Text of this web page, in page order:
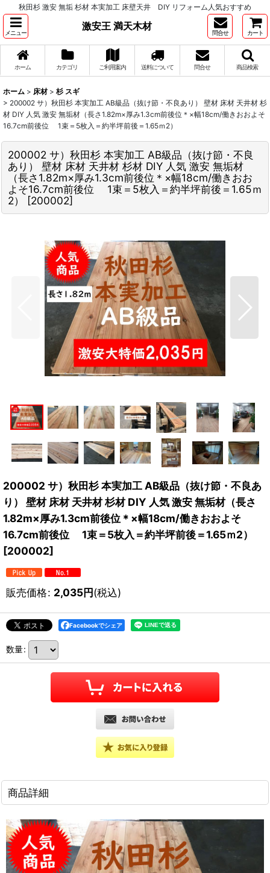
秋田杉 激安 無垢 杉材 本実加工 床壁天井 DIY リフォーム人気おすすめ
メニュー
激安王 満天木材
問合せ カート
ホーム カテゴリ ご利用案内 送料について 問合せ 商品検索
ホーム > 床材 > 杉 スギ
> 200002 サ）秋田杉 本実加工 AB級品（抜け節・不良あり） 壁材 床材 天井材 杉
材 DIY 人気 激安 無垢材（長さ1.82m×厚み1.3cm前後位＊×幅18cm/働きおおよそ
16.7cm前後位 1束＝5枚入＝約半坪前後＝1.65ｍ2）
200002 サ）秋田杉 本実加工 AB級品（抜け節・不良
あり） 壁材 床材 天井材 杉材 DIY 人気 激安 無垢材
（長さ1.82m×厚み1.3cm前後位＊×幅18cm/働きおお
よそ16.7cm前後位 1束＝5枚入＝約半坪前後＝1.65ｍ
2）
[200002]
200002 サ）秋田杉 本実加工 AB級品（抜け節・不良あ
り） 壁材 床材 天井材 杉材 DIY 人気 激安 無垢材（長さ
1.82m×厚み1.3cm前後位＊×幅18cm/働きおおよそ
16.7cm前後位 1束＝5枚入＝約半坪前後＝1.65ｍ2）
[200002]
販売価格: 2,035円(税込)
Facebookでシェア
数量:
商品詳細